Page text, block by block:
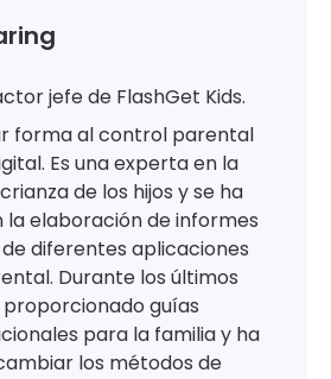
jefe de FlashGet Kids.
forma al control parental
Es una experta en la
de los hijos y se ha
la elaboración de informes
diferentes aplicaciones
Durante los últimos
guías
para la familia y ha
los métodos de